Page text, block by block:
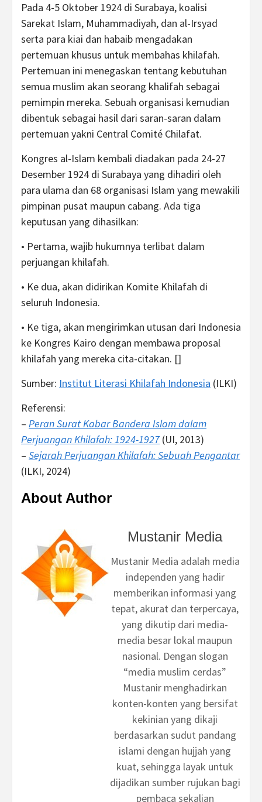
Pada 4-5 Oktober 1924 di Surabaya, koalisi
Sarekat Islam, Muhammadiyah, dan al-Irsyad
serta para kiai dan habaib mengadakan
pertemuan khusus untuk membahas khilafah.
Pertemuan ini menegaskan tentang kebutuhan
semua muslim akan seorang khalifah sebagai
pemimpin mereka. Sebuah organisasi kemudian
dibentuk sebagai hasil dari saran-saran dalam
pertemuan yakni Central Comité Chilafat.
Kongres al-Islam kembali diadakan pada 24-27
Desember 1924 di Surabaya yang dihadiri oleh
para ulama dan 68 organisasi Islam yang mewakili
pimpinan pusat maupun cabang. Ada tiga
keputusan yang dihasilkan:
• Pertama, wajib hukumnya terlibat dalam
perjuangan khilafah.
• Ke dua, akan didirikan Komite Khilafah di
seluruh Indonesia.
• Ke tiga, akan mengirimkan utusan dari Indonesia
ke Kongres Kairo dengan membawa proposal
khilafah yang mereka cita-citakan. []
Sumber: Institut Literasi Khilafah Indonesia (ILKI)
Referensi:
– Peran Surat Kabar Bandera Islam dalam
Perjuangan Khilafah: 1924-1927 (UI, 2013)
– Sejarah Perjuangan Khilafah: Sebuah Pengantar
(ILKI, 2024)
About Author
Mustanir Media
Mustanir Media adalah media
independen yang hadir
memberikan informasi yang
tepat, akurat dan terpercaya,
yang dikutip dari media-
media besar lokal maupun
nasional. Dengan slogan
“media muslim cerdas”
Mustanir menghadirkan
konten-konten yang bersifat
kekinian yang dikaji
berdasarkan sudut pandang
islami dengan hujjah yang
kuat, sehingga layak untuk
dijadikan sumber rujukan bagi
pembaca sekalian